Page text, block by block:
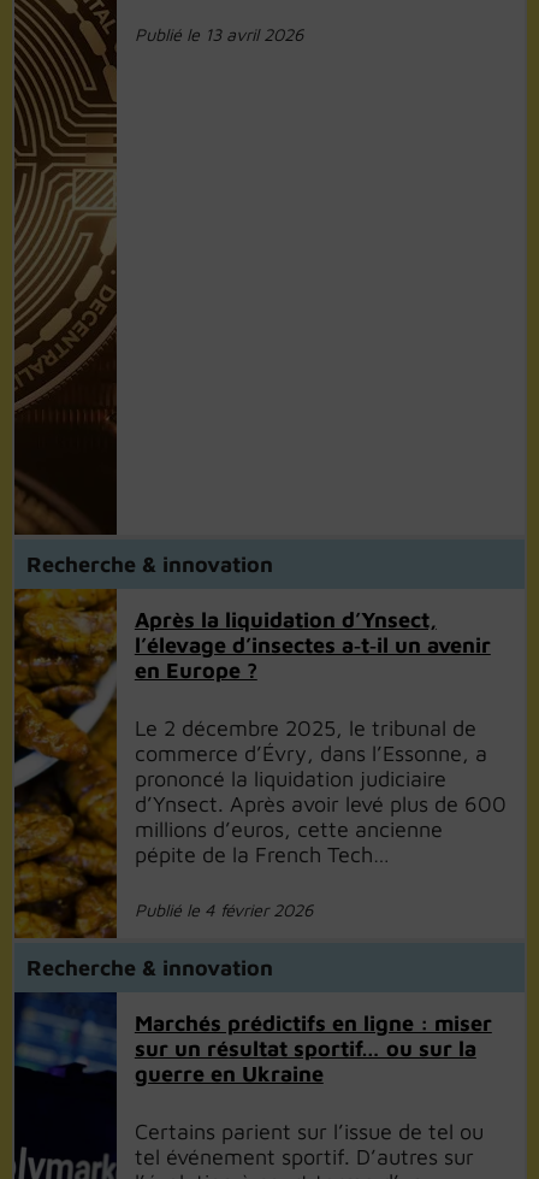
Publié le 13 avril 2026
Recherche & innovation
Après la liquidation d’Ynsect,
l’élevage d’insectes a‑t‑il un avenir
en Europe ?
Le 2 décembre 2025, le tribunal de
commerce d’Évry, dans l’Essonne, a
prononcé la liquidation judiciaire
d’Ynsect. Après avoir levé plus de 600
millions d’euros, cette ancienne
pépite de la French Tech…
Publié le 4 février 2026
Recherche & innovation
Marchés prédictifs en ligne : miser
sur un résultat sportif… ou sur la
guerre en Ukraine
Certains parient sur l’issue de tel ou
tel événement sportif. D’autres sur